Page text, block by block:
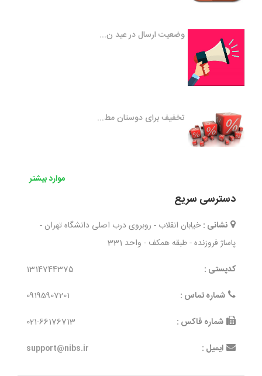
وضعیت ارسال در عید ن...
تخفیف برای دوستان مط...
موارد بیشتر
دسترسی سریع
نشانی : خیابان انقلاب - روبروی درب اصلی دانشگاه تهران -
پاساژ فروزنده - طبقه همکف - واحد 331
کدپستی :
1314744375
شماره تماس :
09195907201
شماره فاکس :
021-66176713
ایمیل :
support@nibs.ir